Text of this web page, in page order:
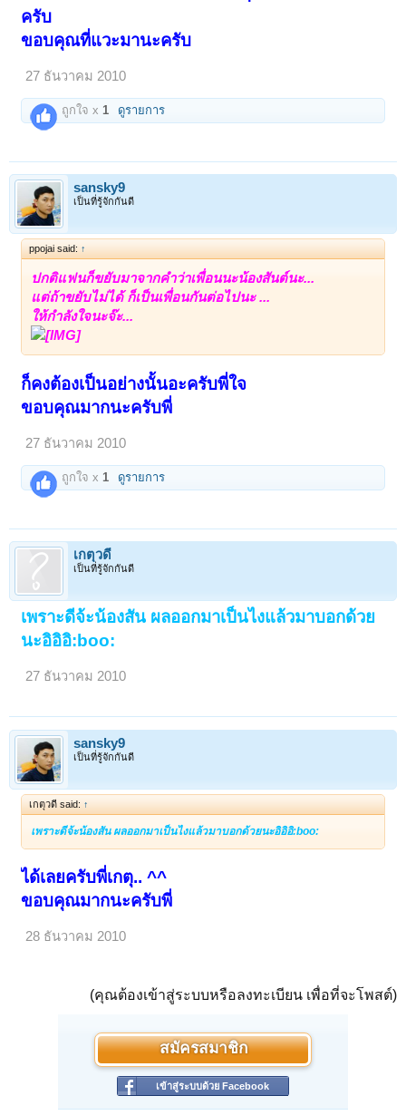
ครับ
ขอบคุณที่แวะมานะครับ
27 ธันวาคม 2010
ถูกใจ x1 ดูรายการ
sansky9
เป็นที่รู้จักกันดี
ppojai said: ↑
ปกติแฟนก็ขยับมาจากคำว่าเพื่อนนะน้องสันต์นะ...
แต่ถ้าขยับไม่ได้ ก็เป็นเพื่อนกันต่อไปนะ ...
ให้กำลังใจนะจ๊ะ...
ก็คงต้องเป็นอย่างนั้นอะครับพี่ใจ
ขอบคุณมากนะครับพี่
27 ธันวาคม 2010
ถูกใจ x1 ดูรายการ
เกตุวดี
เป็นที่รู้จักกันดี
เพราะดีจ้ะน้องสัน ผลออกมาเป็นไงแล้วมาบอกด้วย
นะอิอิอิ:boo:
27 ธันวาคม 2010
sansky9
เป็นที่รู้จักกันดี
เกตุวดี said: ↑
เพราะดีจ้ะน้องสัน ผลออกมาเป็นไงแล้วมาบอกด้วยนะอิอิอิ:boo:
ได้เลยครับพี่เกตุ.. ^^
ขอบคุณมากนะครับพี่
28 ธันวาคม 2010
(คุณต้องเข้าสู่ระบบหรือลงทะเบียน เพื่อที่จะโพสต์)
สมัครสมาชิก
เข้าสู่ระบบด้วย Facebook